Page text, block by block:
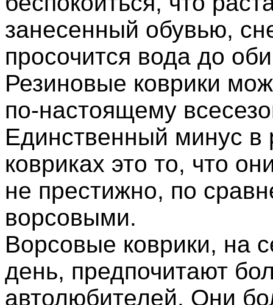
занесенный обувью,
просочится вода до
Резиновые коврики
по-настоящему
Единственный минус в
ковриках это то, что
не престижно, по
ворсовыми.
Ворсовые коврики, на
день, предпочитают
автолюбителей. Они